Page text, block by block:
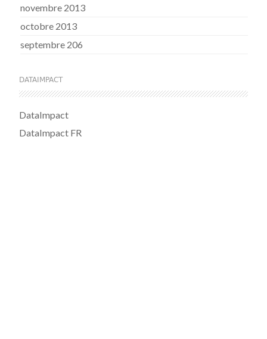
novembre 2013
octobre 2013
septembre 206
DATAIMPACT
DataImpact
DataImpact FR